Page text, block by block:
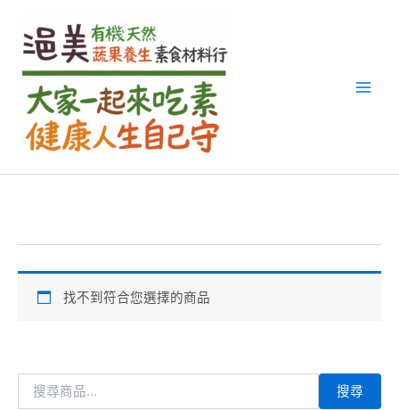
找不到符合您選擇的商品
關
字
搜尋